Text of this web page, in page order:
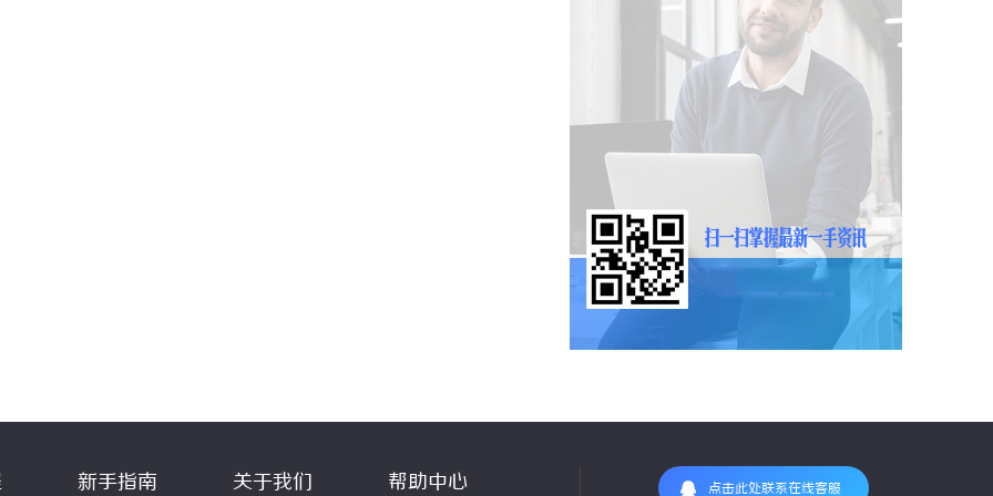
新手指南 关于我们 帮助中心 点击此处联系在线客服